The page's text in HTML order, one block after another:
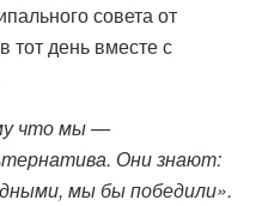
совета от
тот день вместе с
что мы —
Они знают:
мы бы победили».